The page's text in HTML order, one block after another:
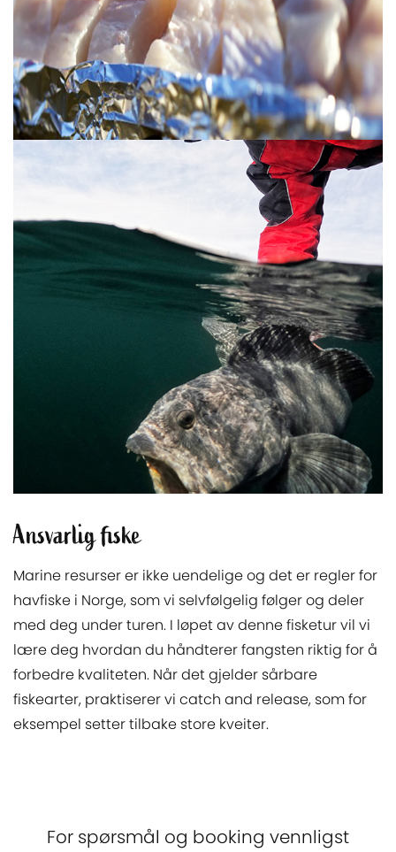
Ansvarlig fiske
Marine resurser er ikke uendelige og det er regler for
havfiske i Norge, som vi selvfølgelig følger og deler
med deg under turen. I løpet av denne fisketur vil vi
lære deg hvordan du håndterer fangsten riktig for å
forbedre kvaliteten. Når det gjelder sårbare
fiskearter, praktiserer vi catch and release, som for
eksempel setter tilbake store kveiter.
For spørsmål og booking vennligst